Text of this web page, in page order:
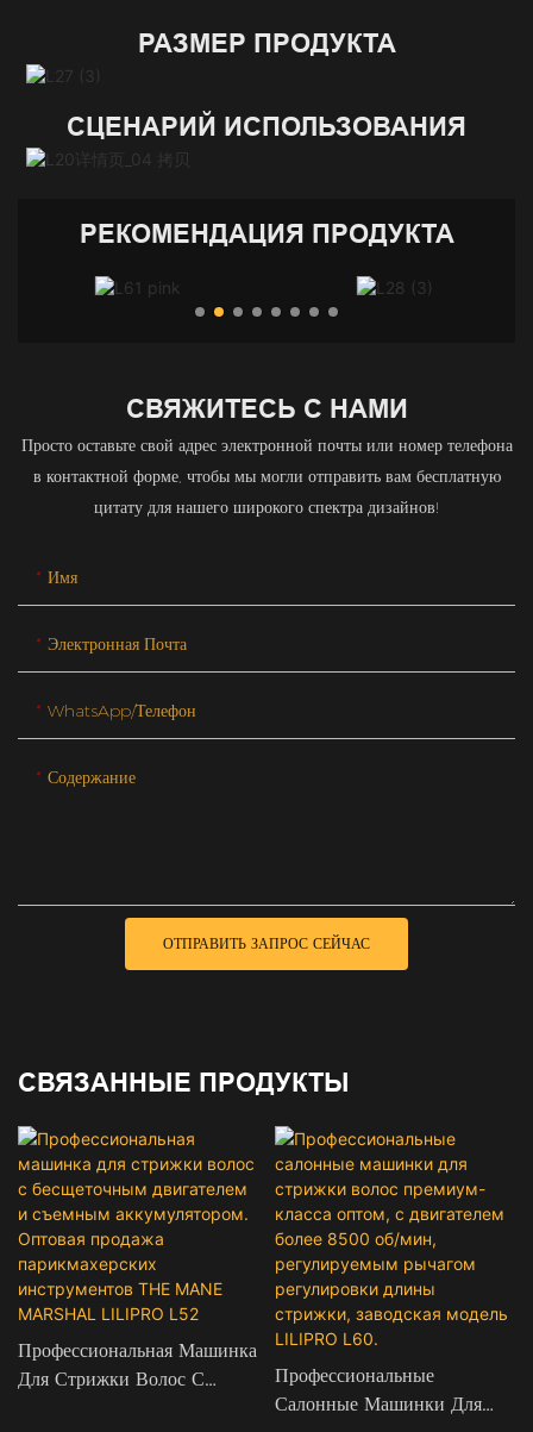
РАЗМЕР ПРОДУКТА
СЦЕНАРИЙ ИСПОЛЬЗОВАНИЯ
РЕКОМЕНДАЦИЯ ПРОДУКТА
СВЯЖИТЕСЬ С НАМИ
Просто оставьте свой адрес электронной почты или номер телефона
в контактной форме, чтобы мы могли отправить вам бесплатную
цитату для нашего широкого спектра дизайнов!
Имя
Электронная Почта
WhatsApp/телефон
Содержание
ОТПРАВИТЬ ЗАПРОС СЕЙЧАС
СВЯЗАННЫЕ ПРОДУКТЫ
Профессиональная Машинка
Для Стрижки Волос С
Профессиональные
Салонные Машинки Для